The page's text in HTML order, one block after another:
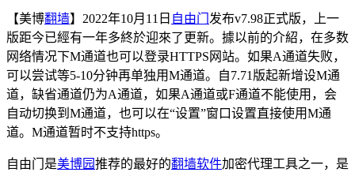
【美博翻墙】2022年10月11日 自由门 发布v7.98正式版，上一
版距今已經有一年多終於迎來了更新。據以前的介紹，在多数
网络情况下M通道也可以登录HTTPS网站。如果A通道失败，
可以尝试等5-10分钟再单独用M通道。自7.71版起新增设M通
道，缺省通道仍为A通道，如果A通道或F通道不能使用，会
自动切换到M通道，也可以在“设置”窗口设置直接使用M通
道。M通道暂时不支持https。
自由门是美博园推荐的最好的翻墙软件加密代理工具之一，是